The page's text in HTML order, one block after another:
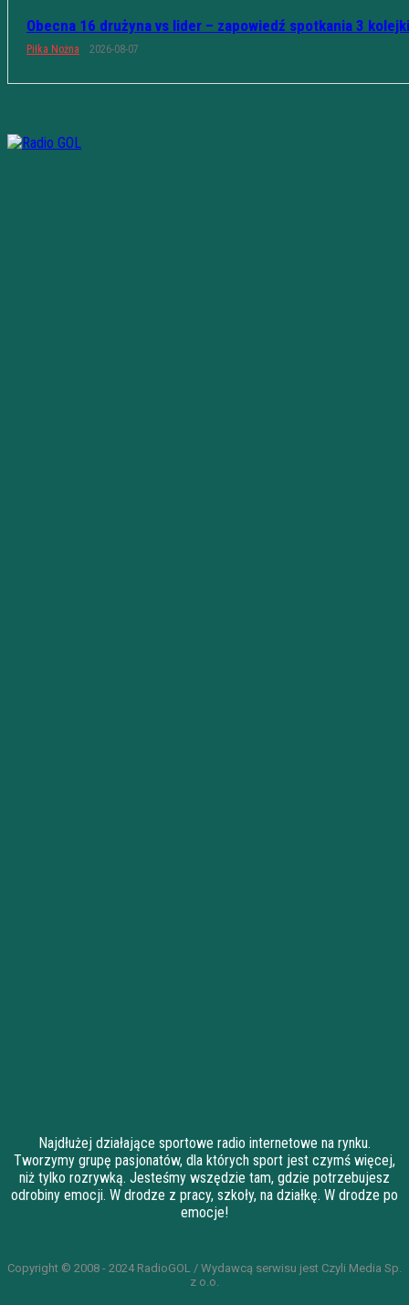
Obecna 16 drużyna vs lider – zapowiedź spotkania 3 kolejki
Piłka Nożna 2026-08-07
Najdłużej działające sportowe radio internetowe na rynku.
Tworzymy grupę pasjonatów, dla których sport jest czymś więcej,
niż tylko rozrywką. Jesteśmy wszędzie tam, gdzie potrzebujesz
odrobiny emocji. W drodze z pracy, szkoły, na działkę. W drodze po
emocje!
Copyright © 2008 - 2024 RadioGOL / Wydawcą serwisu jest Czyli Media Sp.
z o.o.